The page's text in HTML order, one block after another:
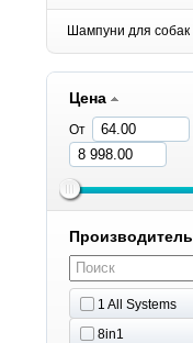
Шампуни для собак
Цена
От
Производитель
1 All Systems
8in1